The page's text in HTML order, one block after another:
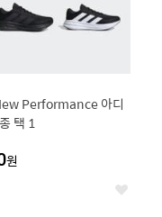
Performance 아디
택 1
원
좋